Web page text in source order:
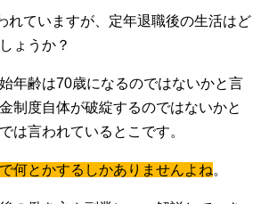
れていますが、定年退職後の生活はど
ょうか？
年齢は70歳になるのではないかと言
制度自体が破綻するのではないかと
は言われているとこです。
何とかするしかありませんよね。